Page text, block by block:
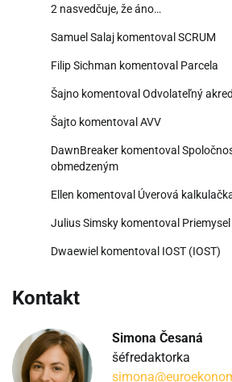
2 nasvedčuje, že áno…
Samuel Salaj komentoval SCRUM
Filip Sichman komentoval Parcela
Šajno komentoval Odvolateľný
Šajto komentoval AVV
DawnBreaker komentoval
obmedzeným
Ellen komentoval Úverová
Julius Simsky komentoval Priemysel
Dwaewiel komentoval IOST (IOST)
Kontakt
Simona Česaná
šéfredaktorka